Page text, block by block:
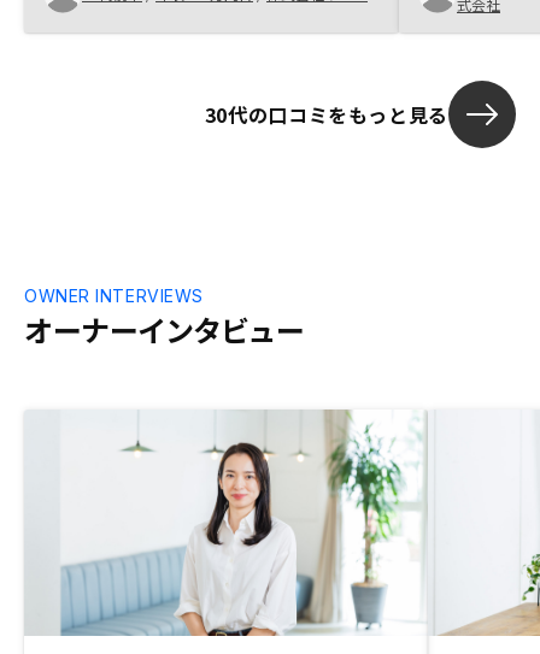
る決断をできた。不動産投資の特徴・他投
資との比較が1枚にまとまっているような
式会社
30代の口コミをもっと見る
オーナーインタビュー
OWNER INTERVIEWS